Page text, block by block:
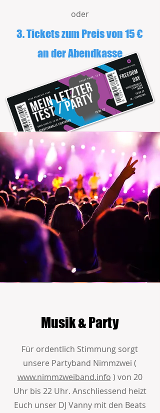
oder
3. Tickets zum Preis von 15 €
an der Abendkasse
Musik & Party
Für ordentlich Stimmung sorgt
unsere Partyband Nimmzwei (
www.nimmzweiband.info ) von 20
Uhr bis 22 Uhr. Anschliessend heizt
Euch unser DJ Vanny mit den Beats